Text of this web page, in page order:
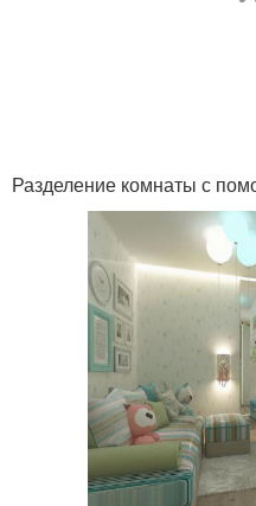
Разделение комнаты с